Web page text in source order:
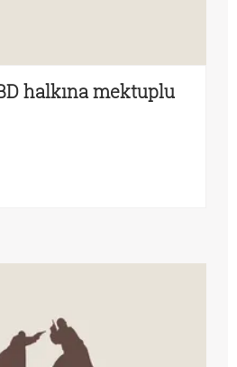
halkına mektuplu